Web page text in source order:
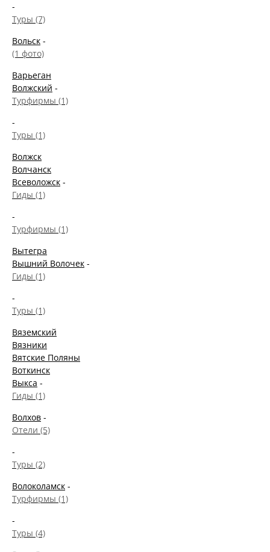
-
Туры (7)
Вольск -
(1 фото)
Варьеган
Волжский -
Турфирмы (1)
-
Туры (1)
Волжск
Волчанск
Всеволожск -
Гиды (1)
-
Турфирмы (1)
Вытегра
Вышний Волочек -
Гиды (1)
-
Туры (1)
Вяземский
Вязники
Вятские Поляны
Воткинск
Выкса -
Гиды (1)
Волхов -
Отели (5)
-
Туры (2)
Волоколамск -
Турфирмы (1)
-
Туры (4)